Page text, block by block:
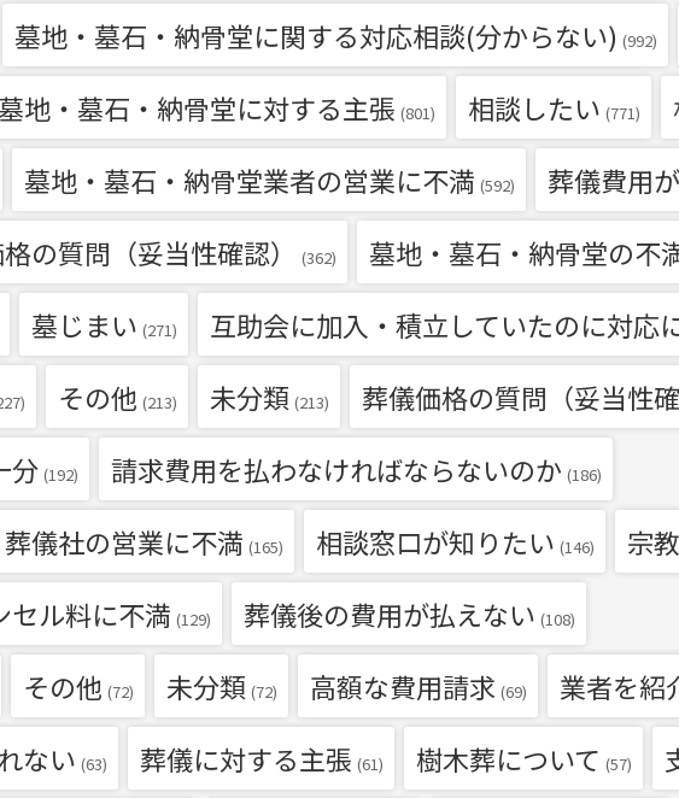
墓地・墓石・納骨堂に関する対応相談(分からない) (992)
墓地・墓石・納骨堂に対する主張 (801) 相談したい (771)
墓地・墓石・納骨堂業者の営業に不満 (592) 葬儀費用
の質問（妥当性確認） (362) 墓地・墓石・納骨堂の不
墓じまい (271) 互助会に加入・積立していたのに対応
その他 (213) 未分類 (213) 葬儀価格の質問（妥当性確
分 (192) 請求費用を払わなければならないのか (186)
葬儀社の営業に不満 (165) 相談窓口が知りたい (146) 宗
セル料に不満 (129) 葬儀後の費用が払えない (108)
その他 (72) 未分類 (72) 高額な費用請求 (69) 業者を紹
ない (63) 葬儀に対する主張 (61) 樹木葬について (57)